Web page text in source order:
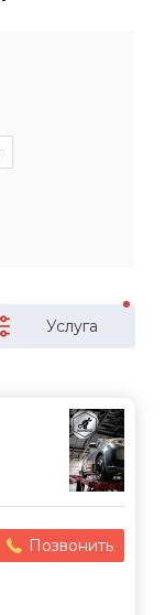
Услуга
Позвонить